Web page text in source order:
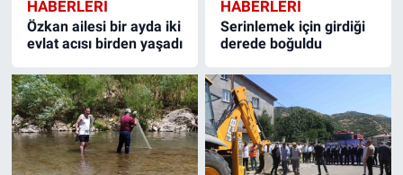
HABERLERI
Özkan ailesi bir ayda iki
evlat acısı birden yaşadı
HABERLERI
Serinlemek için girdiği
derede boğuldu